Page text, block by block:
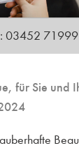
03452 71999
für Sie und